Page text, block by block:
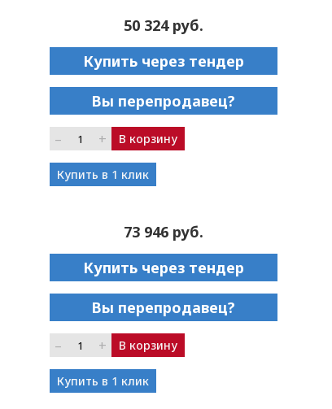
50 324 руб.
Купить через тендер
Вы перепродавец?
– + В корзину
Купить в 1 клик
73 946 руб.
Купить через тендер
Вы перепродавец?
– + В корзину
Купить в 1 клик